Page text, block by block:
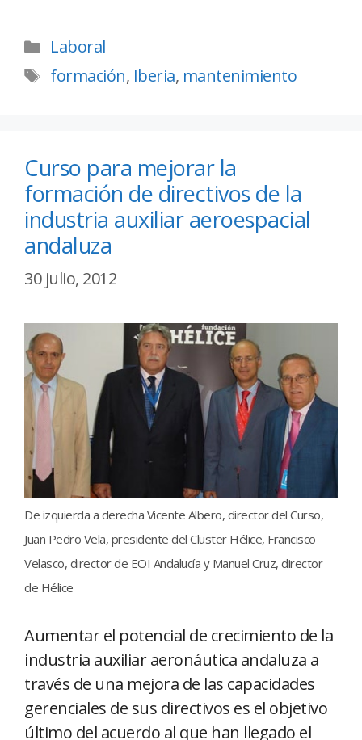
Laboral
formación, Iberia, mantenimiento
Curso para mejorar la
formación de directivos de la
industria auxiliar aeroespacial
andaluza
30 julio, 2012
De izquierda a derecha Vicente Albero, director del Curso,
Juan Pedro Vela, presidente del Cluster Hélice, Francisco
Velasco, director de EOI Andalucía y Manuel Cruz, director
de Hélice
Aumentar el potencial de crecimiento de la
industria auxiliar aeronáutica andaluza a
través de una mejora de las capacidades
gerenciales de sus directivos es el objetivo
último del acuerdo al que han llegado el